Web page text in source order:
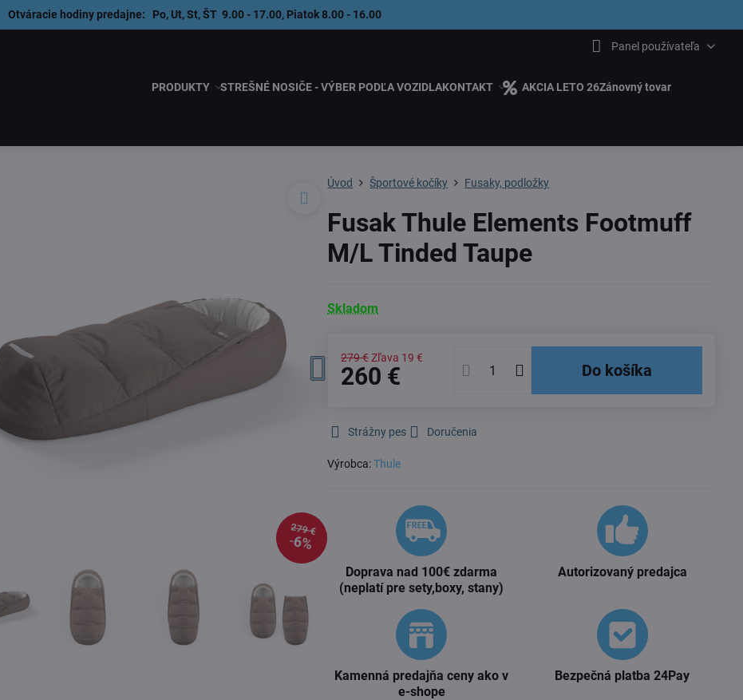
Otváracie hodiny predajne: Po, Ut, St, ŠT 9.00 - 17.00, Piatok 8.00 - 16.00
Panel používateľa
PRODUKTY STREŠNÉ NOSIČE - VÝBER PODĽA VOZIDLAKONTAKT AKCIA LETO 26Zánovný tovar
279 €
6%
Úvod Športové kočíky Fusaky, podložky
Fusak Thule Elements Footmuff
M/L Tinded Taupe
Skladom
279 € Zľava 19 €
260 € Do košíka
Strážny pes Doručenia
Výrobca:Thule
Doprava nad 100€ zdarma
(neplatí pre sety,boxy, stany)
Autorizovaný predajca
Kamenná predajňa ceny ako v
e-shope
Bezpečná platba 24Pay